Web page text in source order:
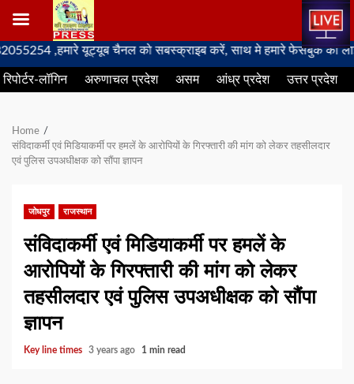
Skip
to
content
,हमारे यूट्यूब चैनल को सबस्क्राइब करें, साथ मे हमारे फेसबुक को लाइक
रिपोर्टर-लॉगिन अरुणाचल प्रदेश असम आंध्र प्रदेश उत्तर प्रदेश
Home
संविदाकर्मी एवं मिडियाकर्मी पर हमलें के आरोपियों के गिरफ्तारी की मांग को लेकर तहसीलदार
एवं पुलिस उपअधीक्षक को सौंपा ज्ञापन
जोधपुर राजस्थान
संविदाकर्मी एवं मिडियाकर्मी पर हमलें के
आरोपियों के गिरफ्तारी की मांग को लेकर
तहसीलदार एवं पुलिस उपअधीक्षक को सौंपा
ज्ञापन
Key line times 3 years ago 1 min read